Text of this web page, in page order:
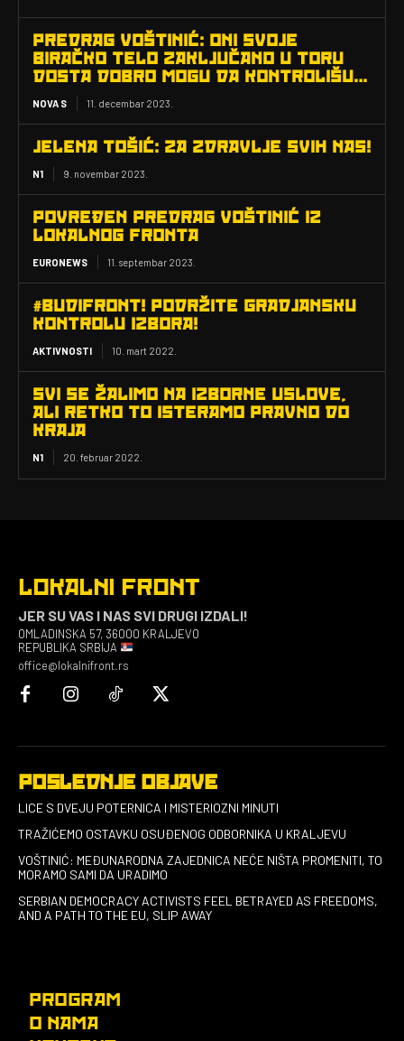
PREDRAG VOŠTINIĆ: ONI SVOJE
BIRAČKO TELO ZAKLJUČANO U TORU
DOSTA DOBRO MOGU DA KONTROLIŠU…
NOVA S 11. decembar 2023.
JELENA TOŠIĆ: ZA ZDRAVLJE SVIH NAS!
N1 9. novembar 2023.
POVREĐEN PREDRAG VOŠTINIĆ IZ
LOKALNOG FRONTA
EURONEWS 11. septembar 2023.
#BUDIFRONT! PODRŽITE GRADJANSKU
KONTROLU IZBORA!
AKTIVNOSTI 10. mart 2022.
SVI SE ŽALIMO NA IZBORNE USLOVE,
ALI RETKO TO ISTERAMO PRAVNO DO
KRAJA
N1 20. februar 2022.
LOKALNI FRONT
JER SU VAS I NAS SVI DRUGI IZDALI!
OMLADINSKA 57, 36000 KRALJEVO
REPUBLIKA SRBIJA
office@lokalnifront.rs
POSLEDNJE OBJAVE
LICE S DVEJU POTERNICA I MISTERIOZNI MINUTI
TRAŽIĆEMO OSTAVKU OSUĐENOG ODBORNIKA U KRALJEVU
VOŠTINIĆ: MEĐUNARODNA ZAJEDNICA NEĆE NIŠTA PROMENITI, TO
MORAMO SAMI DA URADIMO
SERBIAN DEMOCRACY ACTIVISTS FEEL BETRAYED AS FREEDOMS,
AND A PATH TO THE EU, SLIP AWAY
PROGRAM
O NAMA